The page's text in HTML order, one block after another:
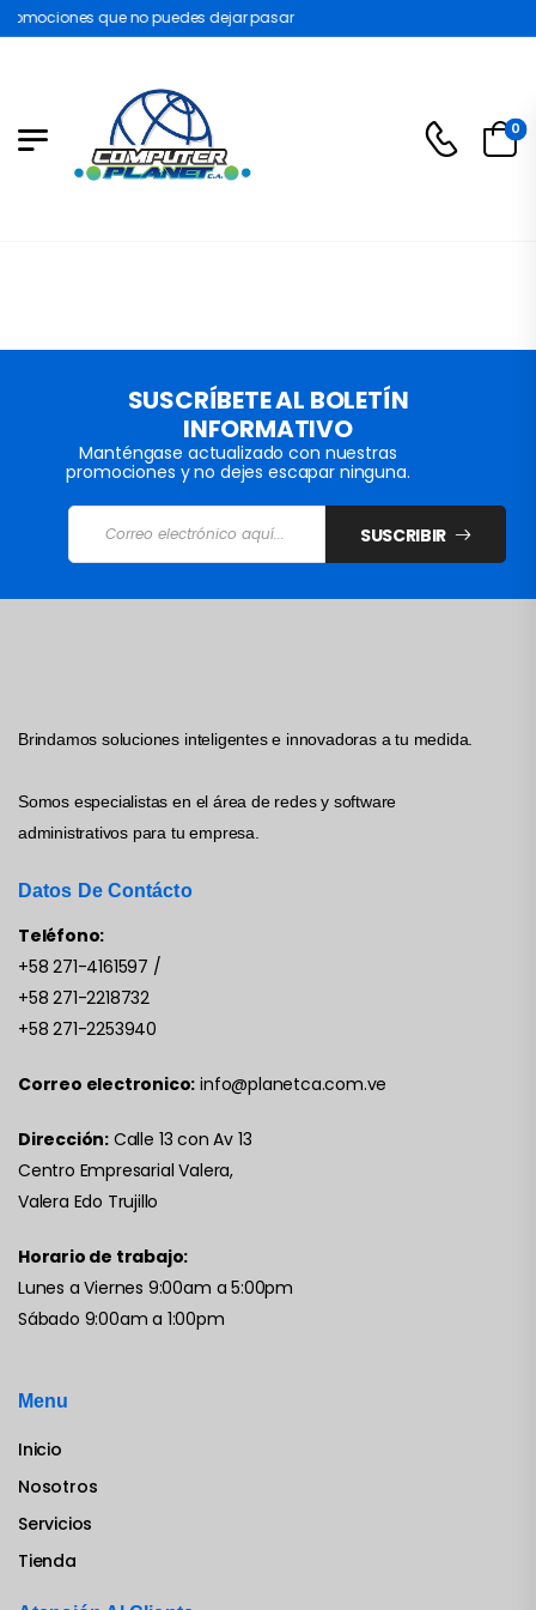
que no puedes dejar pasar
0
SUSCRÍBETE AL BOLETÍN
INFORMATIVO
Manténgase actualizado con nuestras
promociones y no dejes escapar ninguna.
SUSCRIBIR
Brindamos soluciones inteligentes e innovadoras a tu medida.
Somos especialistas en el área de redes y software
administrativos para tu empresa.
Datos De Contácto
Teléfono:
+58 271-4161597 /
+58 271-2218732
+58 271-2253940
Correo electronico: info@planetca.com.ve
Dirección: Calle 13 con Av 13
Centro Empresarial Valera,
Valera Edo Trujillo
Horario de trabajo:
Lunes a Viernes 9:00am a 5:00pm
Sábado 9:00am a 1:00pm
Menu
Inicio
Nosotros
Servicios
Tienda